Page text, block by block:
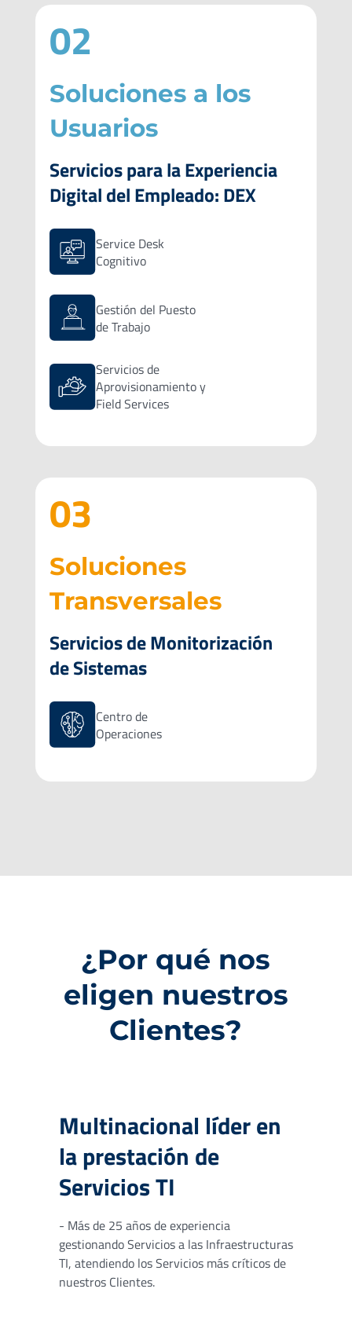
02
Soluciones a los
Usuarios
Servicios para la Experiencia
Digital del Empleado: DEX
Service Desk
Cognitivo
Gestión del Puesto
de Trabajo
Servicios de
Aprovisionamiento y
Field Services
03
Soluciones
Transversales
Servicios de Monitorización
de Sistemas
Centro de
Operaciones
¿Por qué nos
eligen nuestros
Clientes?
Multinacional líder en
la prestación de
Servicios TI
- Más de 25 años de experiencia
gestionando Servicios a las Infraestructuras
TI, atendiendo los Servicios más críticos de
nuestros Clientes.